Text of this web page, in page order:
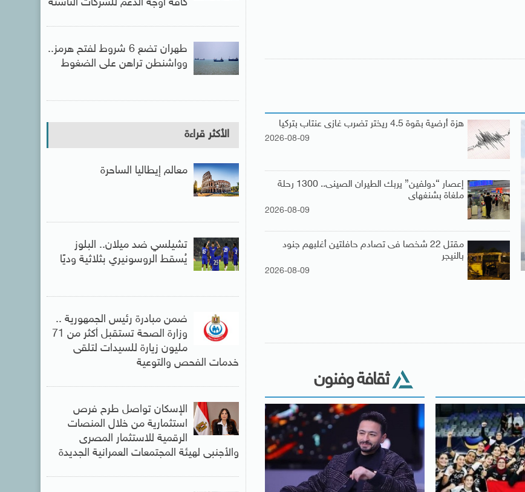
هزة أرضية بقوة 4.5 ريختر تضرب غازى عنتاب بتركيا
2026-08-09
إعصار “دولفين” يربك الطيران الصينى.. 1300 رحلة
ملغاة بشنغهاى
2026-08-09
مقتل 22 شخصا فى تصادم حافلتين أغلبهم جنود
بالنيجر
2026-08-09
ثقافة وفنون
كافة أوجه الدعم للشركات الناشئة
طهران تضع 6 شروط لفتح هرمز..
وواشنطن تراهن على الضغوط
الأكثر قراءة
معالم إيطاليا الساحرة
تشيلسي ضد ميلان.. البلوز
يُسقط الروسونيري بثلاثية وديًا
ضمن مبادرة رئيس الجمهورية ..
وزارة الصحة تستقبل أكثر من 71
مليون زيارة للسيدات لتلقى
خدمات الفحص والتوعية
الإسكان تواصل طرح فرص
استثمارية من خلال المنصات
الرقمية للاستثمار المصرى
والأجنبى لهيئة المجتمعات العمرانية الجديدة